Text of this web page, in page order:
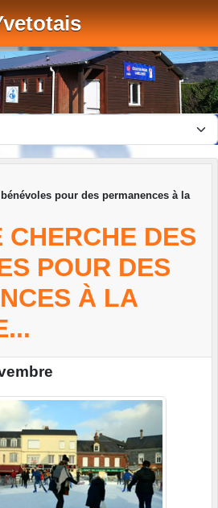
pour des permanences à la
DES
POUR DES
À LA